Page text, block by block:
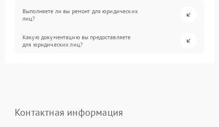
Выполняете ли вы ремонт для юридических
лиц?
Какую документацию вы предоставляете
для юридических лиц?
Контактная информация